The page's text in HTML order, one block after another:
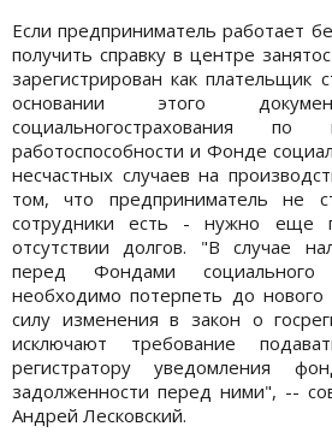
Если предприниматель работает
получить справку в центре
зарегистрирован как плательщик
основании этого
социальногострахования по
работоспособности и Фонде
несчастных случаев на
том, что предприниматель не
сотрудники есть - нужно еще
отсутствии долгов. "В случае
перед Фондами
необходимо потерпеть до нового
силу изменения в закон о
исключают требование
регистратору уведомления
задолженности перед ними", --
Андрей Лесковский.